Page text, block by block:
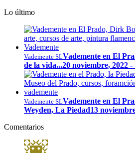
Lo último
Vademente SLVademente en El
de la vida...20 noviembre, 2022 -
Vademente SLVademente en El
Weyden, La Piedad13
Comentarios